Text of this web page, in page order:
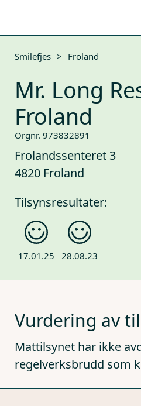
Smilefjes > Froland
Mr. Long
Froland
Orgnr. 973832891
Frolandssenteret 3
4820 Froland
Tilsynsresultater:
17.01.25 28.08.23
Vurdering av
Mattilsynet har ikke
regelverksbrudd som